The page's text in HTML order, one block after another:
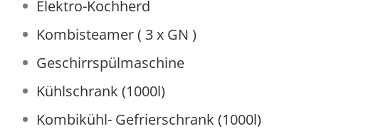
Elektro-Kochherd
Kombisteamer ( 3 x GN )
Geschirrspülmaschine
Kühlschrank (1000l)
Kombikühl- Gefrierschrank (1000l)